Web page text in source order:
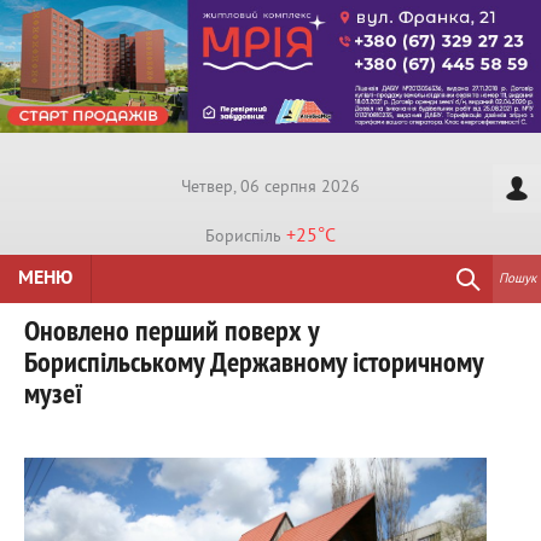
Четвер, 06 серпня 2026
Бориспiль +25°C
МЕНЮ
Пошук
Оновлено перший поверх у
Бориспільському Державному історичному
музеї